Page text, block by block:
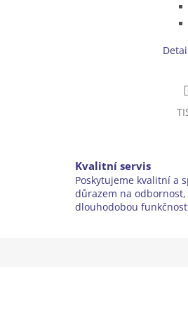
Kvalitní servis
Poskytujeme kvalitní a
důrazem na odbornost,
dlouhodobou